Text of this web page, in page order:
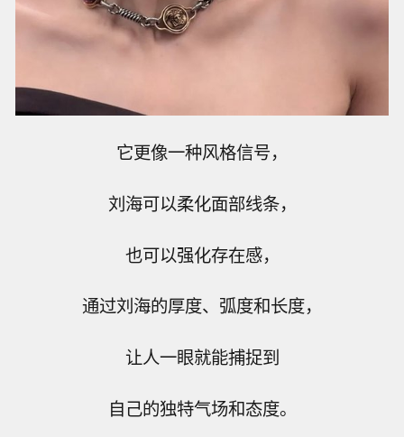
它更像一种风格信号，
刘海可以柔化面部线条，
也可以强化存在感，
通过刘海的厚度、弧度和长度，
让人一眼就能捕捉到
自己的独特气场和态度。